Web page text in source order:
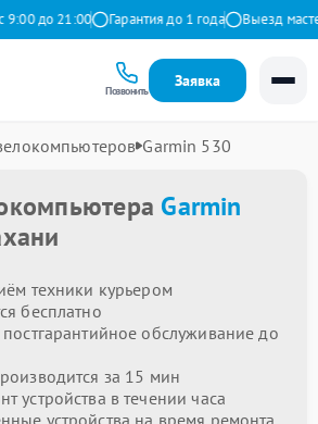
до 21:00 Гарантия до 1 года Выезд мастера
Позвонить
Заявка
Garmin 530
Garmin
техники курьером
бесплатно
обслуживание до
за 15 мин
устройства в течении часа
устройства на время ремонта